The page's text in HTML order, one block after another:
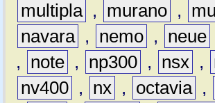
multipla , murano ,
navara , nemo , neue
,
note , np300 , nsx ,
nv400 , nx , octavia ,